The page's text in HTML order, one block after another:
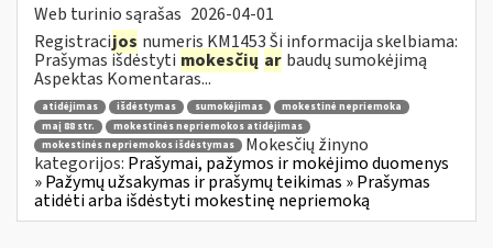
Web turinio sąrašas 2026-04-01
Registracijos numeris KM1453 Ši informacija skelbiama:
Prašymas išdėstyti mokesčių ar baudų sumokėjimą
Aspektas Komentaras...
atidėjimas išdėstymas sumokėjimas
mokestinė nepriemoka
maį 88 str.
mokestinės nepriemokos atidėjimas
mokestinės nepriemokos išdėstymas
Mokesčių žinyno
kategorijos: Prašymai, pažymos ir mokėjimo duomenys
» Pažymų užsakymas ir prašymų teikimas » Prašymas
atidėti arba išdėstyti mokestinę nepriemoką